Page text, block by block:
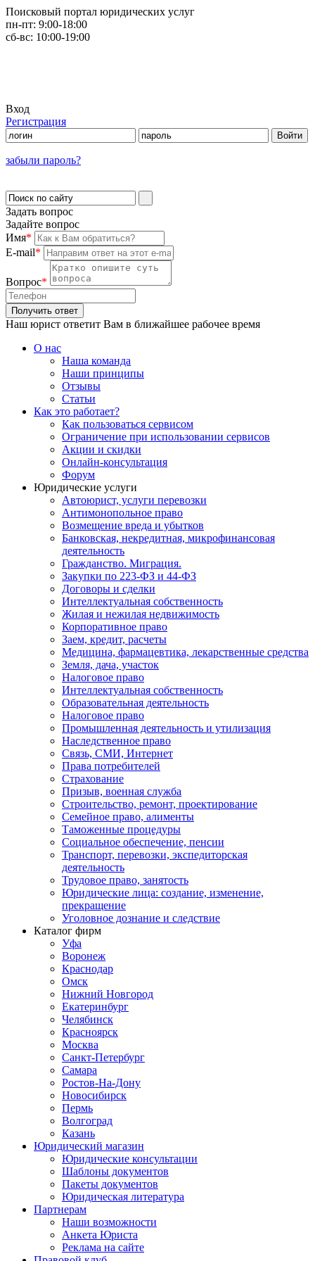
Поисковый портал юридических услуг
пн-пт: 9:00-18:00
сб-вс: 10:00-19:00
Вход
Регистрация
забыли пароль?
Задать вопрос
Задайте вопрос
Имя*
E-mail*
Вопрос*
Наш юрист ответит Вам в ближайшее рабочее время
О нас
Наша команда
Наши принципы
Отзывы
Статьи
Как это работает?
Как пользоваться сервисом
Ограничение при использовании сервисов
Акции и скидки
Онлайн-консультация
Форум
Юридические услуги
Автоюрист, услуги перевозки
Антимонопольное право
Возмещение вреда и убытков
Банковская, некредитная, микрофинансовая
деятельность
Гражданство. Миграция.
Закупки по 223-ФЗ и 44-ФЗ
Договоры и сделки
Интеллектуальная собственность
Жилая и нежилая недвижимость
Корпоративное право
Заем, кредит, расчеты
Медицина, фармацевтика, лекарственные средства
Земля, дача, участок
Налоговое право
Интеллектуальная собственность
Образовательная деятельность
Налоговое право
Промышленная деятельность и утилизация
Наследственное право
Связь, СМИ, Интернет
Права потребителей
Страхование
Призыв, военная служба
Строительство, ремонт, проектирование
Семейное право, алименты
Таможенные процедуры
Социальное обеспечение, пенсии
Транспорт, перевозки, экспедиторская
деятельность
Трудовое право, занятость
Юридические лица: создание, изменение,
прекращение
Уголовное дознание и следствие
Каталог фирм
Уфа
Воронеж
Краснодар
Омск
Нижний Новгород
Екатеринбург
Челябинск
Красноярск
Москва
Санкт-Петербург
Самара
Ростов-На-Дону
Новосибирск
Пермь
Волгоград
Казань
Юридический магазин
Юридические консультации
Шаблоны документов
Пакеты документов
Юридическая литература
Партнерам
Наши возможности
Анкета Юриста
Реклама на сайте